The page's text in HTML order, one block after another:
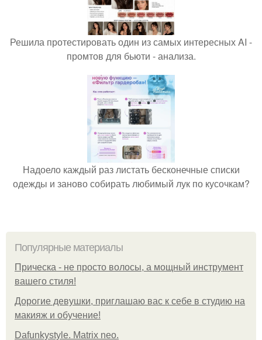
Решила протестировать один из самых интересных AI -
промтов для бьюти - анализа.
Надоело каждый раз листать бесконечные списки
одежды и заново собирать любимый лук по кусочкам?
Популярные материалы
Прическа - не просто волосы, а мощный инструмент
вашего стиля!
Дорогие девушки, приглашаю вас к себе в студию на
макияж и обучение!
Dafunkystyle. Matrix neo.